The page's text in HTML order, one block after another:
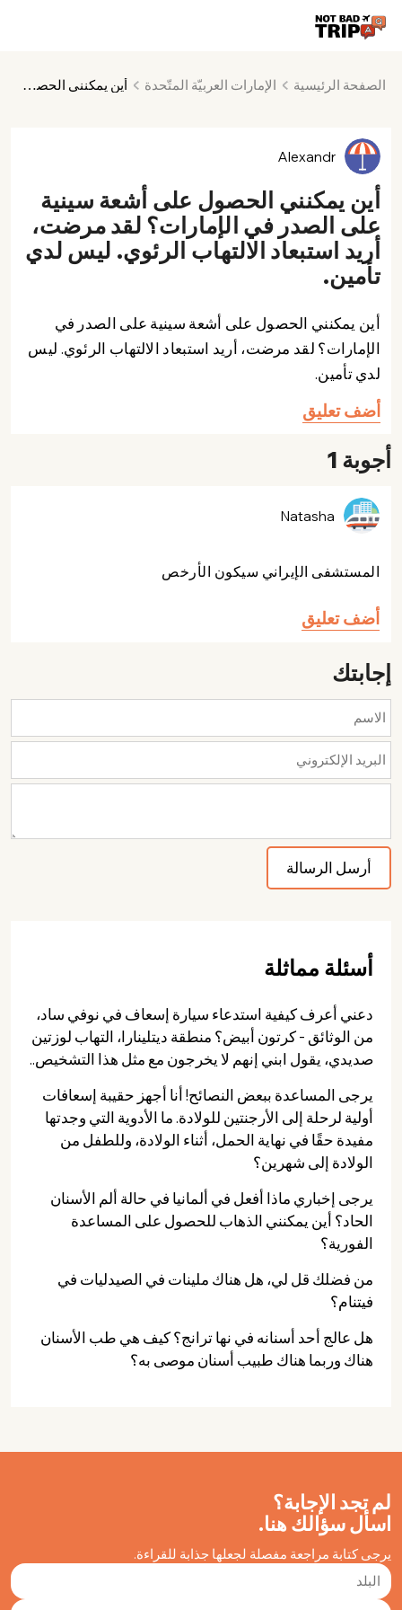
الصفحة الرئيسية الإمارات العربيّة المتّحدة أين يمكنني الحصول على أشعة سينية على الصدر في الإمارات؟ لقد مرضت، أريد استبعاد الالتهاب الرئوي. ليس لدي تأمين.
Alexandr
أين يمكنني الحصول على أشعة سينية
على الصدر في الإمارات؟ لقد مرضت،
أريد استبعاد الالتهاب الرئوي. ليس لدي
تأمين.
أين يمكنني الحصول على أشعة سينية على الصدر في
الإمارات؟ لقد مرضت، أريد استبعاد الالتهاب الرئوي. ليس
لدي تأمين.
أضف تعليق
أجوبة 1
Natasha
المستشفى الإيراني سيكون الأرخص
أضف تعليق
إجابتك
أسئلة مماثلة
دعني أعرف كيفية استدعاء سيارة إسعاف في نوفي ساد،
من الوثائق - كرتون أبيض؟ منطقة ديتلينارا، التهاب لوزتين
صديدي، يقول ابني إنهم لا يخرجون مع مثل هذا التشخيص..
يرجى المساعدة ببعض النصائح! أنا أجهز حقيبة إسعافات
أولية لرحلة إلى الأرجنتين للولادة. ما الأدوية التي وجدتها
مفيدة حقًا في نهاية الحمل، أثناء الولادة، وللطفل من
الولادة إلى شهرين؟
يرجى إخباري ماذا أفعل في ألمانيا في حالة ألم الأسنان
الحاد؟ أين يمكنني الذهاب للحصول على المساعدة
الفورية؟
من فضلك قل لي، هل هناك ملينات في الصيدليات في
فيتنام؟
هل عالج أحد أسنانه في نها ترانج؟ كيف هي طب الأسنان
هناك وربما هناك طبيب أسنان موصى به؟
لم تجد الإجابة؟
اسأل سؤالك هنا.
يرجى كتابة مراجعة مفصلة لجعلها جذابة للقراءة.